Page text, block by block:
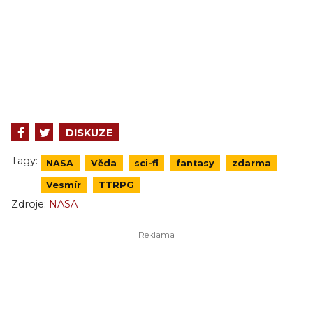
DISKUZE
Tagy: NASA Věda sci-fi fantasy zdarma
Vesmír TTRPG
Zdroje: NASA